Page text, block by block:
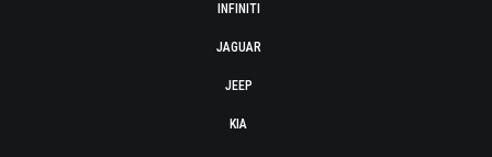
INFINITI
JAGUAR
JEEP
KIA